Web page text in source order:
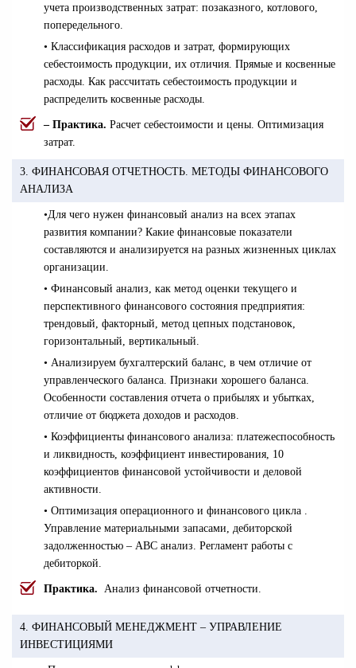
учета производственных затрат: позаказного, котлового,
попередельного.
• Классификация расходов и затрат, формирующих
себестоимость продукции, их отличия. Прямые и косвенные
расходы. Как рассчитать себестоимость продукции и
распределить косвенные расходы.
– Практика. Расчет себестоимости и цены. Оптимизация
затрат.
3. ФИНАНСОВАЯ ОТЧЕТНОСТЬ. МЕТОДЫ ФИНАНСОВОГО
АНАЛИЗА
•Для чего нужен финансовый анализ на всех этапах
развития компании? Какие финансовые показатели
составляются и анализируется на разных жизненных циклах
организации.
• Финансовый анализ, как метод оценки текущего и
перспективного финансового состояния предприятия:
трендовый, факторный, метод цепных подстановок,
горизонтальный, вертикальный.
• Анализируем бухгалтерский баланс, в чем отличие от
управленческого баланса. Признаки хорошего баланса.
Особенности составления отчета о прибылях и убытках,
отличие от бюджета доходов и расходов.
• Коэффициенты финансового анализа: платежеспособность
и ликвидность, коэффициент инвестирования, 10
коэффициентов финансовой устойчивости и деловой
активности.
• Оптимизация операционного и финансового цикла .
Управление материальными запасами, дебиторской
задолженностью – АВС анализ. Регламент работы с
дебиторкой.
Практика. Анализ финансовой отчетности.
4. ФИНАНСОВЫЙ МЕНЕДЖМЕНТ – УПРАВЛЕНИЕ
ИНВЕСТИЦИЯМИ